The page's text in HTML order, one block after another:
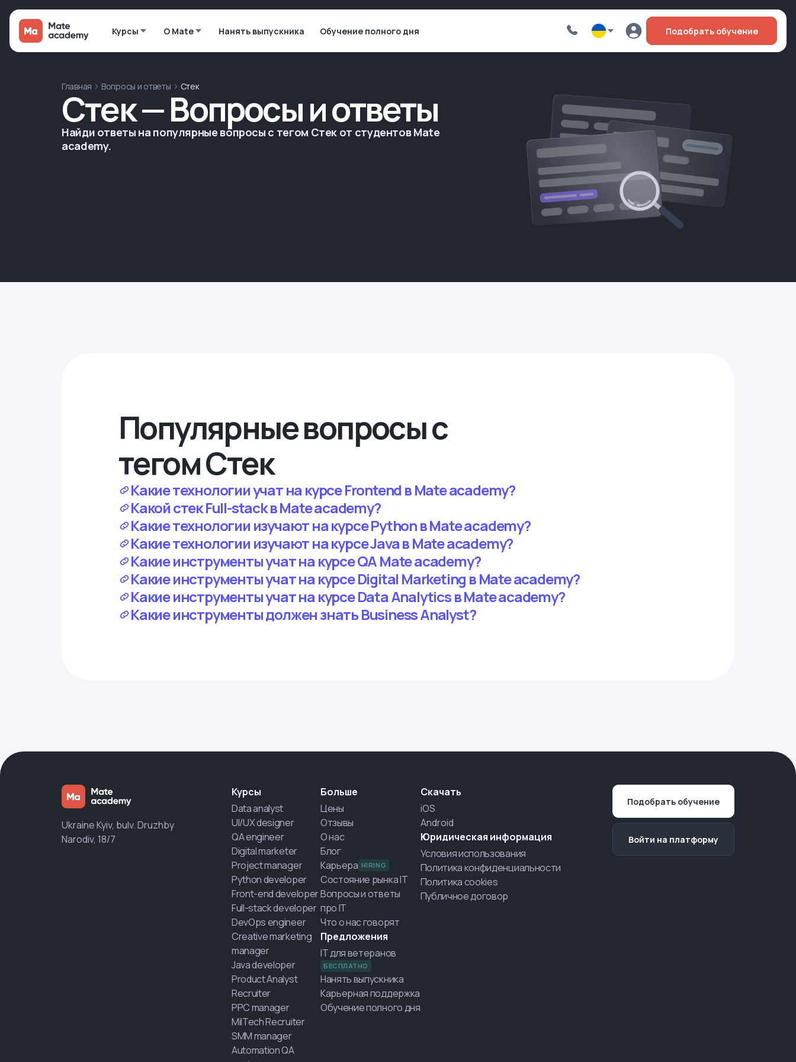
Курсы О Mate Нанять выпускника Обучение полного дня Подобрать обучение
Главная Вопросы и ответы Стек
Стек — Вопросы и ответы
Найди ответы на популярные вопросы с тегом Стек от студентов Mate
academy.
Популярные вопросы с
тегом Стек
Какие технологии учат на курсе Frontend в Mate academy?
Какой стек Full-stack в Mate academy?
Какие технологии изучают на курсе Python в Mate academy?
Какие технологии изучают на курсе Java в Mate academy?
Какие инструменты учат на курсе QA Mate academy?
Какие инструменты учат на курсе Digital Marketing в Mate academy?
Какие инструменты учат на курсе Data Analytics в Mate academy?
Какие инструменты должен знать Business Analyst?
Ukraine Kyiv, bulv. Druzhby
Narodiv, 18/7
Курсы
Data analyst
UI/UX designer
QA engineer
Digital marketer
Project manager
Python developer
Front-end developer
Full-stack developer
DevOps engineer
Creative marketing
manager
Java developer
Product Analyst
Recruiter
PPC manager
MilTech Recruiter
SMM manager
Automation QA
Больше
Цены
Отзывы
О нас
Блог
Карьера HIRING
Состояние рынка IT
Вопросы и ответы
про IT
Что о нас говорят
Предложения
IT для ветеранов
БЕСПЛАТНО
Нанять выпускника
Карьерная поддержка
Обучение полного дня
Скачать
iOS
Android
Юридическая информация
Условия использования
Политика конфиденциальности
Политика cookies
Публичное договор
Подобрать обучение
Войти на платформу